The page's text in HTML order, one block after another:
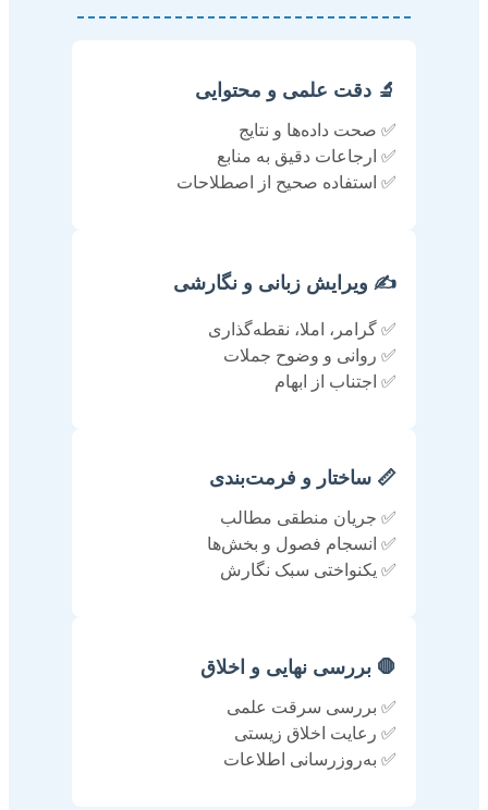
🔬 دقت علمی و محتوایی
✅ صحت داده‌ها و نتایج
✅ ارجاعات دقیق به منابع
✅ استفاده صحیح از اصطلاحات
✍️ ویرایش زبانی و نگارشی
✅ گرامر، املا، نقطه‌گذاری
✅ روانی و وضوح جملات
✅ اجتناب از ابهام
📏 ساختار و فرمت‌بندی
✅ جریان منطقی مطالب
✅ انسجام فصول و بخش‌ها
✅ یکنواختی سبک نگارش
🛑 بررسی نهایی و اخلاق
✅ بررسی سرقت علمی
✅ رعایت اخلاق زیستی
✅ به‌روزرسانی اطلاعات